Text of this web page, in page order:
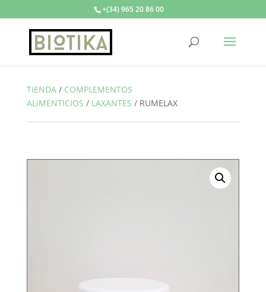
+(34) 965 20 86 00
TIENDA/ COMPLEMENTOS
ALIMENTICIOS / LAXANTES / RUMELAX